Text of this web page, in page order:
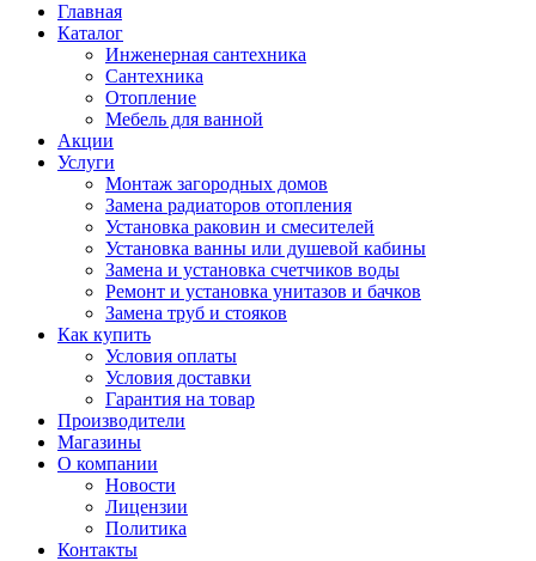
Главная
Каталог
Инженерная сантехника
Сантехника
Отопление
Мебель для ванной
Акции
Услуги
Монтаж загородных домов
Замена радиаторов отопления
Установка раковин и смесителей
Установка ванны или душевой кабины
Замена и установка счетчиков воды
Ремонт и установка унитазов и бачков
Замена труб и стояков
Как купить
Условия оплаты
Условия доставки
Гарантия на товар
Производители
Магазины
О компании
Новости
Лицензии
Политика
Контакты